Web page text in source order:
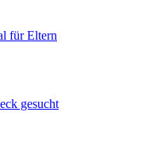
für Eltern
gesucht